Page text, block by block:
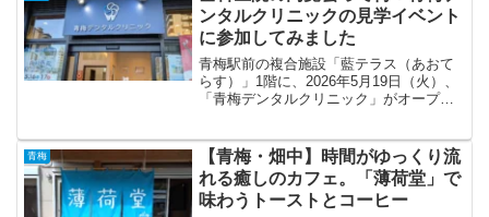
の魅力をたっぷり紹介しま...
ンタルクリニックの見学イベント
に参加してみました
青梅駅前の複合施設「藍テラス（あおて
らす）」1階に、2026年5月19日（火）、
「青梅デンタルクリニック」がオープン
けの「歯科医院見学イベント（内覧
会）」が開催され...
青梅
【青梅・畑中】時間がゆっくり流
れる癒しのカフェ。「薄荷堂」で
味わうトーストとコーヒー